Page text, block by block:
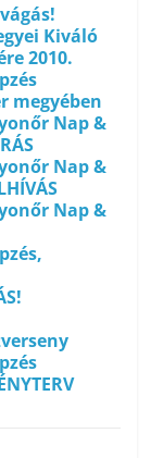
Kiváló
2010.
megyében
Nap &
Nap &
Nap &